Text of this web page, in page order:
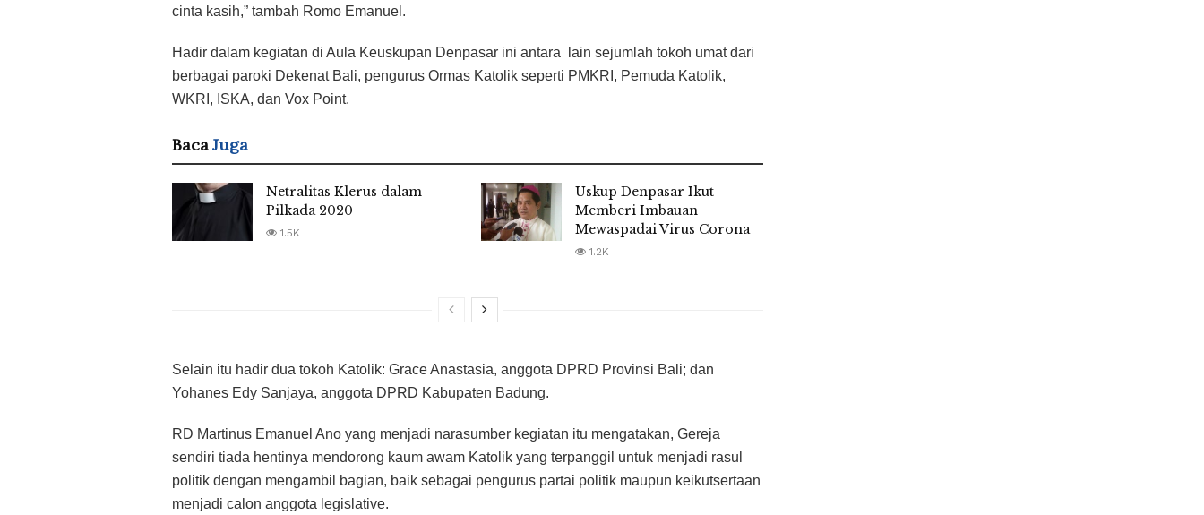
cinta kasih,” tambah Romo Emanuel.
Hadir dalam kegiatan di Aula Keuskupan Denpasar ini antara lain sejumlah tokoh umat dari
berbagai paroki Dekenat Bali, pengurus Ormas Katolik seperti PMKRI, Pemuda Katolik,
WKRI, ISKA, dan Vox Point.
BacaJuga
Netralitas Klerus dalam
Pilkada 2020
1.5K
Uskup Denpasar Ikut
Memberi Imbauan
Mewaspadai Virus Corona
1.2K
Selain itu hadir dua tokoh Katolik: Grace Anastasia, anggota DPRD Provinsi Bali; dan
Yohanes Edy Sanjaya, anggota DPRD Kabupaten Badung.
RD Martinus Emanuel Ano yang menjadi narasumber kegiatan itu mengatakan, Gereja
sendiri tiada hentinya mendorong kaum awam Katolik yang terpanggil untuk menjadi rasul
politik dengan mengambil bagian, baik sebagai pengurus partai politik maupun keikutsertaan
menjadi calon anggota legislative.